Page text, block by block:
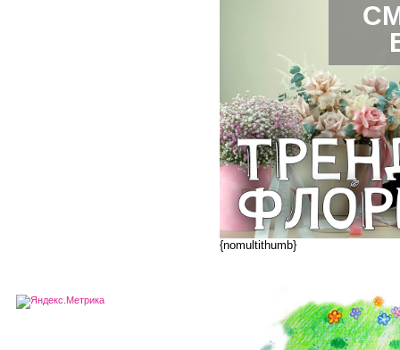
{nomultithumb}